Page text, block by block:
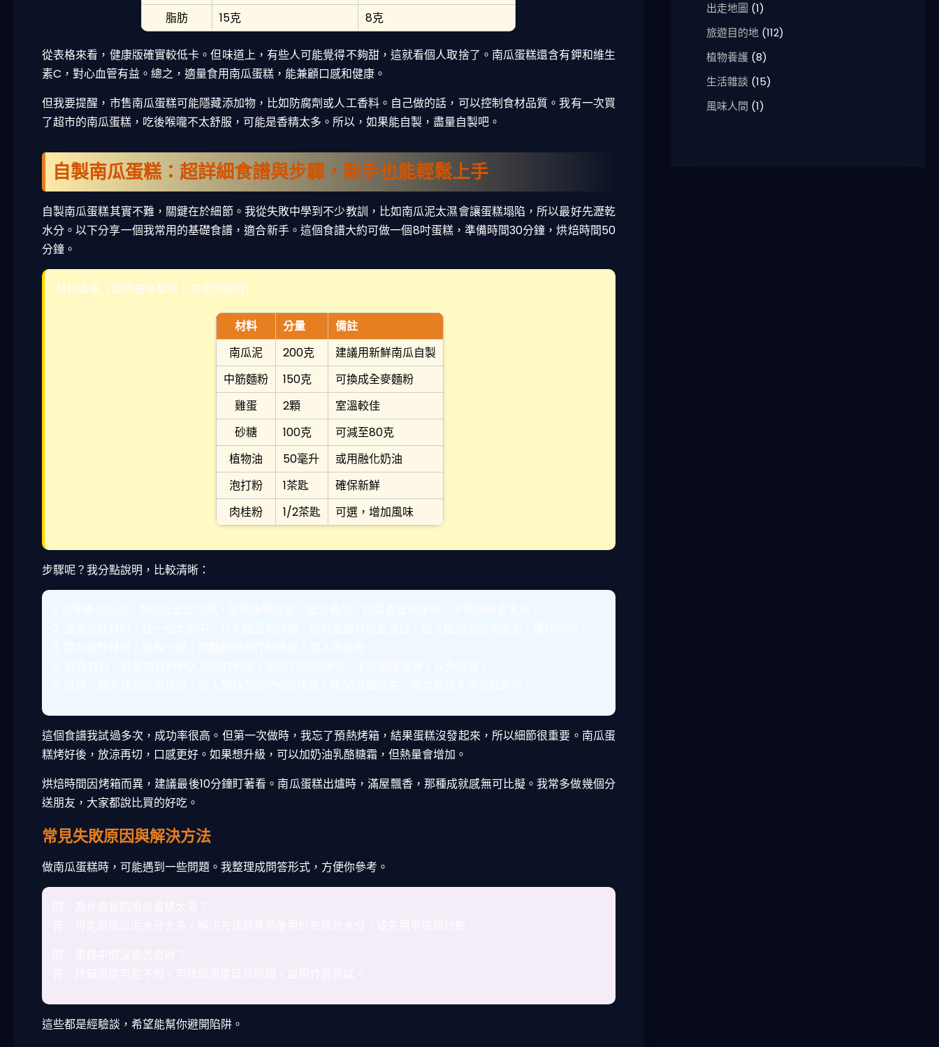
脂肪
15克 8克
從表格來看，健康版確實較低卡。但味道上，有些人可能覺得不夠甜，這就看個人取捨了。南瓜蛋糕還含有鉀和維生
素C，對心血管有益。總之，適量食用南瓜蛋糕，能兼顧口感和健康。
但我要提醒，市售南瓜蛋糕可能隱藏添加物，比如防腐劑或人工香料。自己做的話，可以控制食材品質。我有一次買
了超市的南瓜蛋糕，吃後喉嚨不太舒服，可能是香精太多。所以，如果能自製，盡量自製吧。
自製南瓜蛋糕：超詳細食譜與步驟，新手也能輕鬆上手
自製南瓜蛋糕其實不難，關鍵在於細節。我從失敗中學到不少教訓，比如南瓜泥太濕會讓蛋糕塌陷，所以最好先瀝乾
水分。以下分享一個我常用的基礎食譜，適合新手。這個食譜大約可做一個8吋蛋糕，準備時間30分鐘，烘焙時間50
分鐘。
材料清單（我用表格整理，方便你採買）：
材料 分量
備註
南瓜泥
200克
建議用新鮮南瓜自製
中筋麵粉
150克
可換成全麥麵粉
雞蛋
2顆
室溫較佳
砂糖
100克
可減至80克
植物油
50毫升
或用融化奶油
泡打粉
1茶匙
確保新鮮
肉桂粉
1/2茶匙 可選，增加風味
步驟呢？我分點說明，比較清晰：
這個食譜我試過多次，成功率很高。但第一次做時，我忘了預熱烤箱，結果蛋糕沒發起來，所以細節很重要。南瓜蛋
糕烤好後，放涼再切，口感更好。如果想升級，可以加奶油乳酪糖霜，但熱量會增加。
烘焙時間因烤箱而異，建議最後10分鐘盯著看。南瓜蛋糕出爐時，滿屋飄香，那種成就感無可比擬。我常多做幾個分
送朋友，大家都說比買的好吃。
常見失敗原因與解決方法
做南瓜蛋糕時，可能遇到一些問題。我整理成問答形式，方便你參考。
這些都是經驗談，希望能幫你避開陷阱。
出走地圖 (1)
旅遊目的地(112)
植物養護(8)
生活雜談 (15)
風味人間 (1)